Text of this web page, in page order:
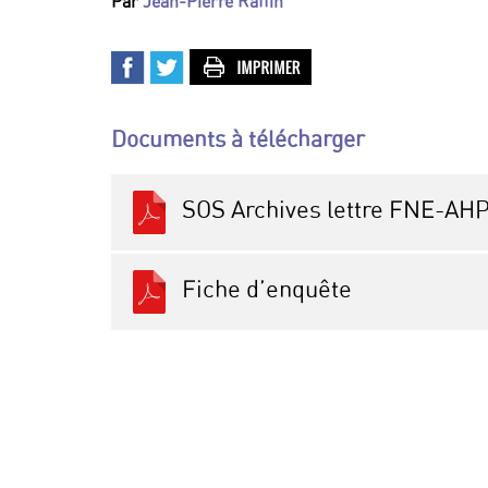
Documents à télécharger
SOS Archives lettre FNE-
Fiche d’enquête